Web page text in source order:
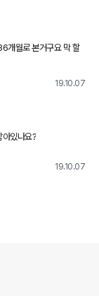
개월로 본거구요 막 할
19.10.07
색에 베이지시트 재고는 남아있나요?
19.10.07